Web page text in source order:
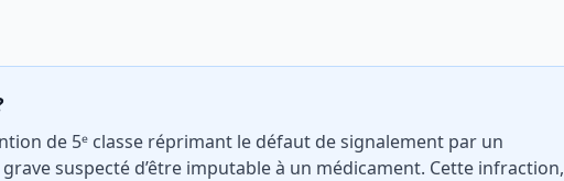
de 5ᵉ classe réprimant le défaut de signalement par un
suspecté d’être imputable à un médicament. Cette infraction,